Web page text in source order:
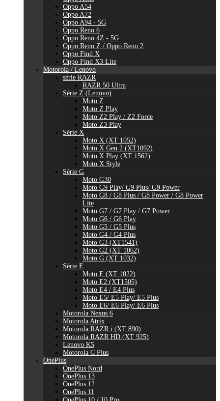
Oppo A54
Oppo A72
Oppo A94 - 5G
Oppo Reno 6
Oppo Reno 4Z - 5G
Oppo Reno Z / Oppo Reno 2
Oppo Find X
Oppo Find X3 Lite
Motorola / Lenovo
série RAZR
RAZR 50 Ultra
Série Z (Lenovo)
Moto Z
Moto Z Play
Moto Z2 Play / Z2 Force
Moto Z3 Play
Série X
Moto X (XT 1052)
Moto X Gen 2 (XT1092)
Moto X Play (XT 1562)
Moto X Style
Série G
Moto G30
Moto G9 Play/ G9 Plus/ G9 Power
Moto G8 / G8 Plus / G8 Power / G8 Power
Lite
Moto G7 / G7 Play / G7 Power
Moto G6 / G6 Play
Moto G5 / G5 Plus
Moto G4 / G4 Plus
Moto G3 (XT1541)
Moto G2 (XT 1062)
Moto G (XT 1032)
Série E
Moto E (XT 1022)
Moto E2 (XT1505)
Moto E4 / E4 Plus
Moto E5/ E5 Play/ E5 Plus
Moto E6/ E6 Play/ E6 Plus
Motorola Nexus 6
Motorola Atrix
Motorola RAZR i (XT 890)
Motorola RAZR HD (XT 925)
Lenovo K5
Motorola C Plus
OnePlus
OnePlus Nord
OnePlus 13
OnePlus 12
OnePlus 11